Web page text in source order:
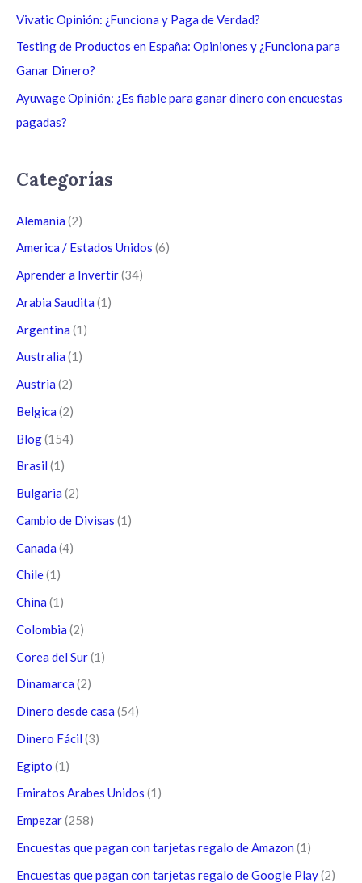
Vivatic Opinión: ¿Funciona y Paga de Verdad?
Testing de Productos en España: Opiniones y ¿Funciona para
Ganar Dinero?
Ayuwage Opinión: ¿Es fiable para ganar dinero con encuestas
pagadas?
Categorías
Alemania (2)
America / Estados Unidos (6)
Aprender a Invertir(34)
Arabia Saudita (1)
Argentina (1)
Australia (1)
Austria (2)
Belgica (2)
Blog(154)
Brasil (1)
Bulgaria (2)
Cambio de Divisas (1)
Canada (4)
Chile(1)
China (1)
Colombia (2)
Corea del Sur(1)
Dinamarca (2)
Dinero desde casa (54)
Dinero Fácil (3)
Egipto (1)
Emiratos Arabes Unidos (1)
Empezar(258)
Encuestas que pagan con tarjetas regalo de Amazon (1)
Encuestas que pagan con tarjetas regalo de Google Play(2)